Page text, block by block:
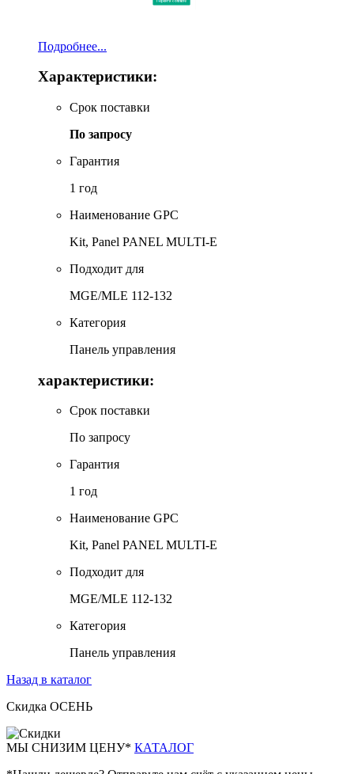
Подробнее...
Характеристики:
Срок поставки
По запросу
Гарантия
1 год
Наименование GPC
Kit, Panel PANEL MULTI-E
Подходит для
MGE/MLE 112-132
Категория
Панель управления
характеристики:
Срок поставки
По запросу
Гарантия
1 год
Наименование GPC
Kit, Panel PANEL MULTI-E
Подходит для
MGE/MLE 112-132
Категория
Панель управления
Назад в каталог
Скидка ОСЕНЬ
МЫ СНИЗИМ ЦЕНУ* КАТАЛОГ